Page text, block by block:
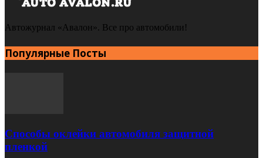
Автожурнал «Авалон». Все про автомобили!
Популярные Посты
Способы оклейки автомобиля защитной
пленкой